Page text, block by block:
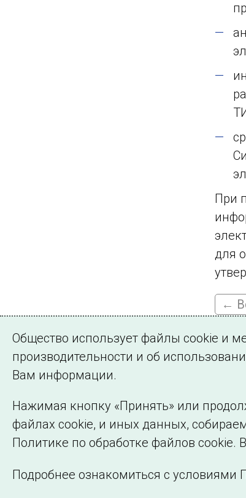
При
для
←
©2005–2026 АО «СО ЕЭС»
Общество использует файлы cookie и
производительности и об
Вам информации.
Нажимая кнопку «Принять» или
файлах cookie, и иных данных,
Политике по обработке файлов cookie.
Подробнее ознакомиться с